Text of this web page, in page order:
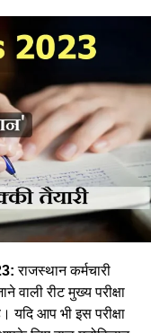
:राजस्थान कर्मचारी
वाली रीट मुख्य परीक्षा
यदि आप भी इस परीक्षा